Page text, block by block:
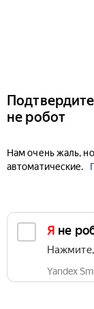
не робот
Нам очень жаль,
автоматические.
Я не
Yandex